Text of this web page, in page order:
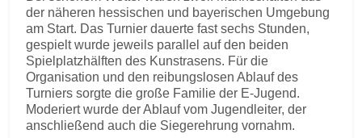
der näheren hessischen und bayerischen Umgebung
am Start. Das Turnier dauerte fast sechs Stunden,
gespielt wurde jeweils parallel auf den beiden
Spielplatzhälften des Kunstrasens. Für die
Organisation und den reibungslosen Ablauf des
Turniers sorgte die große Familie der E-Jugend.
Moderiert wurde der Ablauf vom Jugendleiter, der
anschließend auch die Siegerehrung vornahm.